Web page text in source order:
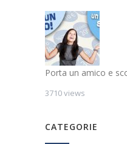
Porta un amico e
3710 views
CATEGORIE